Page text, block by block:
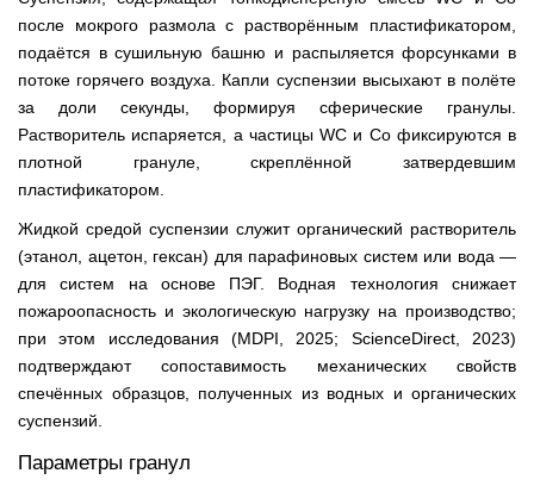
после мокрого размола с растворённым пластификатором,
подаётся в сушильную башню и распыляется форсунками в
потоке горячего воздуха. Капли суспензии высыхают в полёте
за доли секунды, формируя сферические гранулы.
Растворитель испаряется, а частицы WC и Co фиксируются в
плотной грануле, скреплённой затвердевшим
пластификатором.
Жидкой средой суспензии служит органический растворитель
(этанол, ацетон, гексан) для парафиновых систем или вода —
для систем на основе ПЭГ. Водная технология снижает
пожароопасность и экологическую нагрузку на производство;
при этом исследования (MDPI, 2025; ScienceDirect, 2023)
подтверждают сопоставимость механических свойств
спечённых образцов, полученных из водных и органических
суспензий.
Параметры гранул